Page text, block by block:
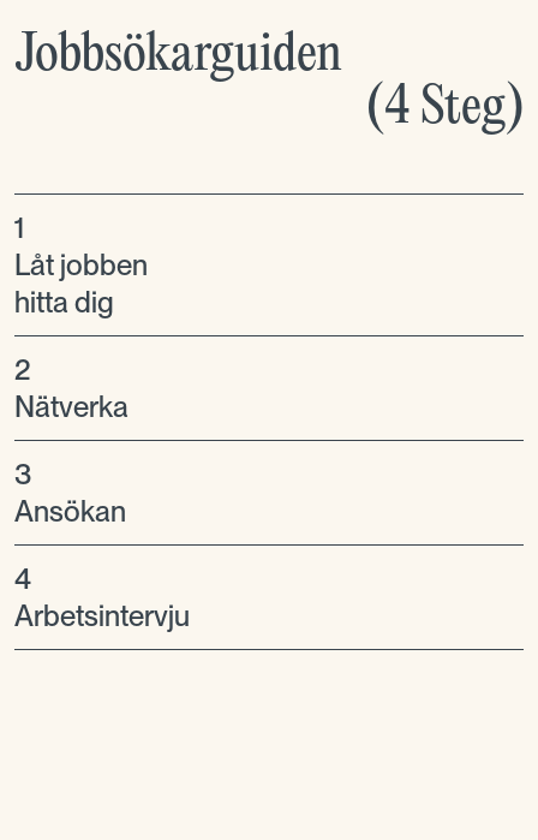
Jobbsökarguiden
(4 Steg)
1
Låt jobben
hitta dig
2
Nätverka
3
Ansökan
4
Arbetsintervju